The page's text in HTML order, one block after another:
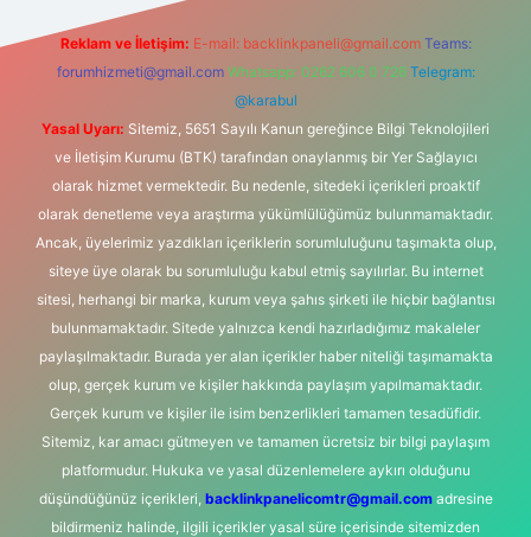
Reklam ve İletişim: E-mail: backlinkpaneli@gmail.com Teams:
forumhizmeti@gmail.com Whatsapp: 0262 606 0 726 Telegram:
@karabul
Yasal Uyarı: Sitemiz, 5651 Sayılı Kanun gereğince Bilgi Teknolojileri
ve İletişim Kurumu (BTK) tarafından onaylanmış bir Yer Sağlayıcı
olarak hizmet vermektedir. Bu nedenle, sitedeki içerikleri proaktif
olarak denetleme veya araştırma yükümlülüğümüz bulunmamaktadır.
Ancak, üyelerimiz yazdıkları içeriklerin sorumluluğunu taşımakta olup,
siteye üye olarak bu sorumluluğu kabul etmiş sayılırlar. Bu internet
sitesi, herhangi bir marka, kurum veya şahıs şirketi ile hiçbir bağlantısı
bulunmamaktadır. Sitede yalnızca kendi hazırladığımız makaleler
paylaşılmaktadır. Burada yer alan içerikler haber niteliği taşımamakta
olup, gerçek kurum ve kişiler hakkında paylaşım yapılmamaktadır.
Gerçek kurum ve kişiler ile isim benzerlikleri tamamen tesadüfidir.
Sitemiz, kar amacı gütmeyen ve tamamen ücretsiz bir bilgi paylaşım
platformudur. Hukuka ve yasal düzenlemelere aykırı olduğunu
düşündüğünüz içerikleri, backlinkpanelicomtr@gmail.comadresine
bildirmeniz halinde, ilgili içerikler yasal süre içerisinde sitemizden